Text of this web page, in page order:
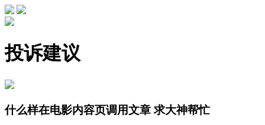
投诉建议
什么样在电影内容页调用文章 求大神帮忙